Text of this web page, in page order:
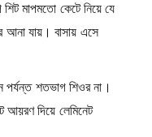
মাপমতো কেটে নিয়ে যে
আনা যায়। বাসায় এসে
পর্যন্ত শতভাগ শিওর না।
আয়রণ দিয়ে লেমিনেট